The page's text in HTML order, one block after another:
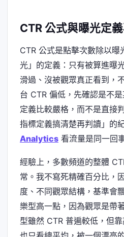
CTR 公式與曝光定
CTR 公式是點擊次數除以曝
光」的定義：只有被算進曝
滑過、沒被觀眾真正看到，
台 CTR 偏低，先確認是不
定義比較嚴格，而不是直接
指標定義搞清楚再判讀」的
Analytics 看流量是同一回
經驗上，多數頻道的整體
常。我不寫死精確百分比，
度、不同觀眾結構，基準會
樂型高一點，因為觀眾是帶
型雖然 CTR 普遍較低，但